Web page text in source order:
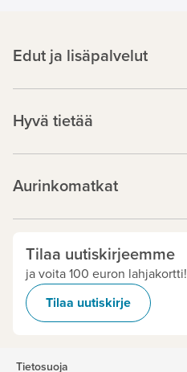
Edut ja lisäpalvelut
Hyvä tietää
Aurinkomatkat
Tilaa uutiskirjeemme
ja voita 100 euron lahjakortti!
Tilaa uutiskirje
Tietosuoja